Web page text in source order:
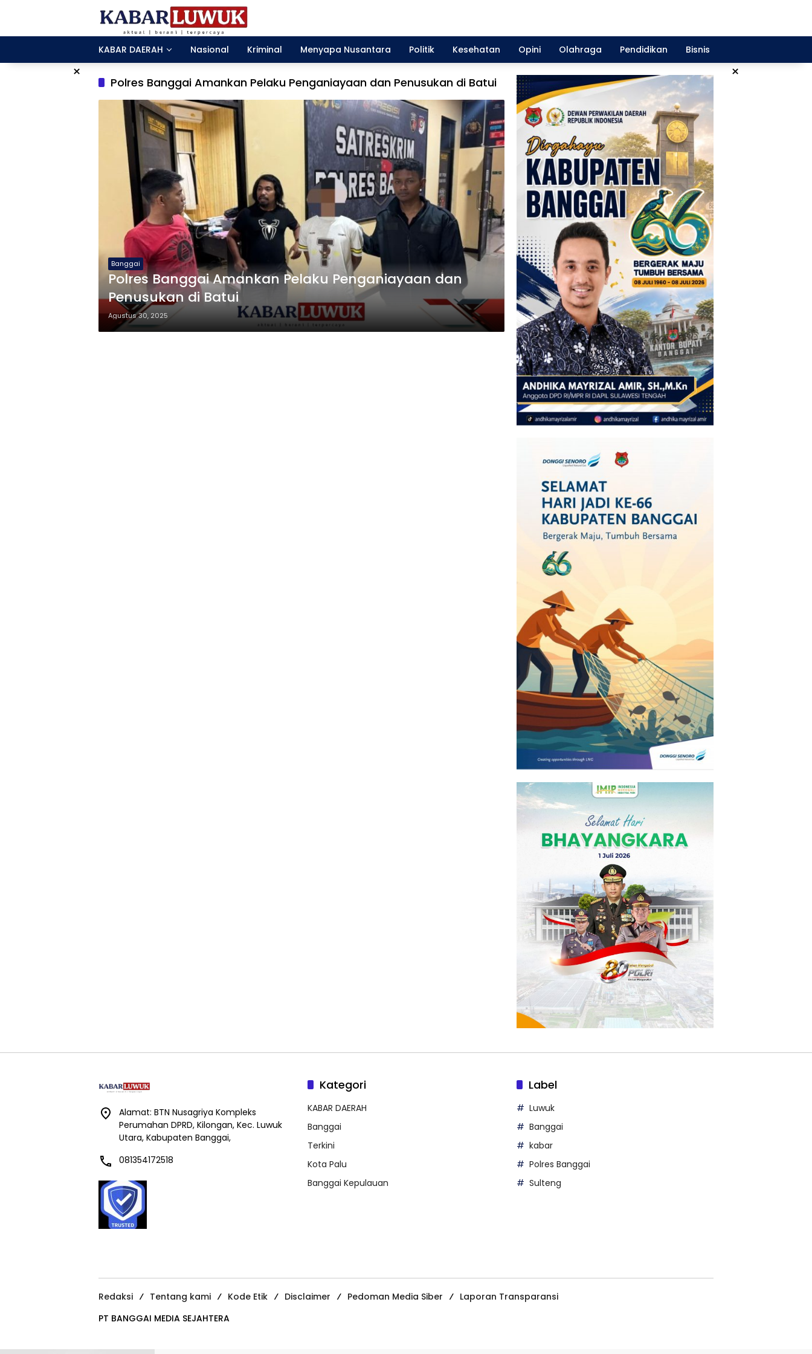
KABAR DAERAH
Nasional Kriminal Menyapa Nusantara Politik Kesehatan Opini Olahraga Pendidikan Bisnis
× ×
Polres Banggai Amankan Pelaku Penganiayaan dan Penusukan di Batui
Banggai
Polres Banggai Amankan Pelaku Penganiayaan dan
Penusukan di Batui
Agustus 30, 2025
Alamat: BTN Nusagriya Kompleks
Perumahan DPRD, Kilongan, Kec. Luwuk
Utara, Kabupaten Banggai,
081354172518
Kategori
KABAR DAERAH
Banggai
Terkini
Kota Palu
Banggai Kepulauan
Label
Luwuk
Banggai
kabar
Polres Banggai
Sulteng
Redaksi Tentang kami Kode Etik Disclaimer Pedoman Media Siber
Laporan Transparansi
PT BANGGAI MEDIA SEJAHTERA